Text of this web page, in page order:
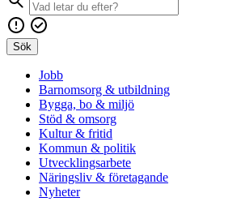
Sök
Jobb
Barnomsorg & utbildning
Bygga, bo & miljö
Stöd & omsorg
Kultur & fritid
Kommun & politik
Utvecklingsarbete
Näringsliv & företagande
Nyheter